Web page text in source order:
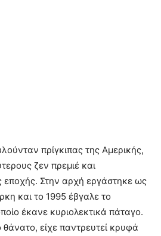
πρίγκιπας της Αμερικής,
ζεν πρεμιέ και
εποχής. Στην αρχή εργάστηκε ως
και το 1995 έβγαλε το
έκανε κυριολεκτικά πάταγο.
θάνατο, είχε παντρευτεί κρυφά